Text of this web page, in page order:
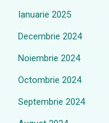
Ianuarie 2025
Decembrie 2024
Noiembrie 2024
Octombrie 2024
Septembrie 2024